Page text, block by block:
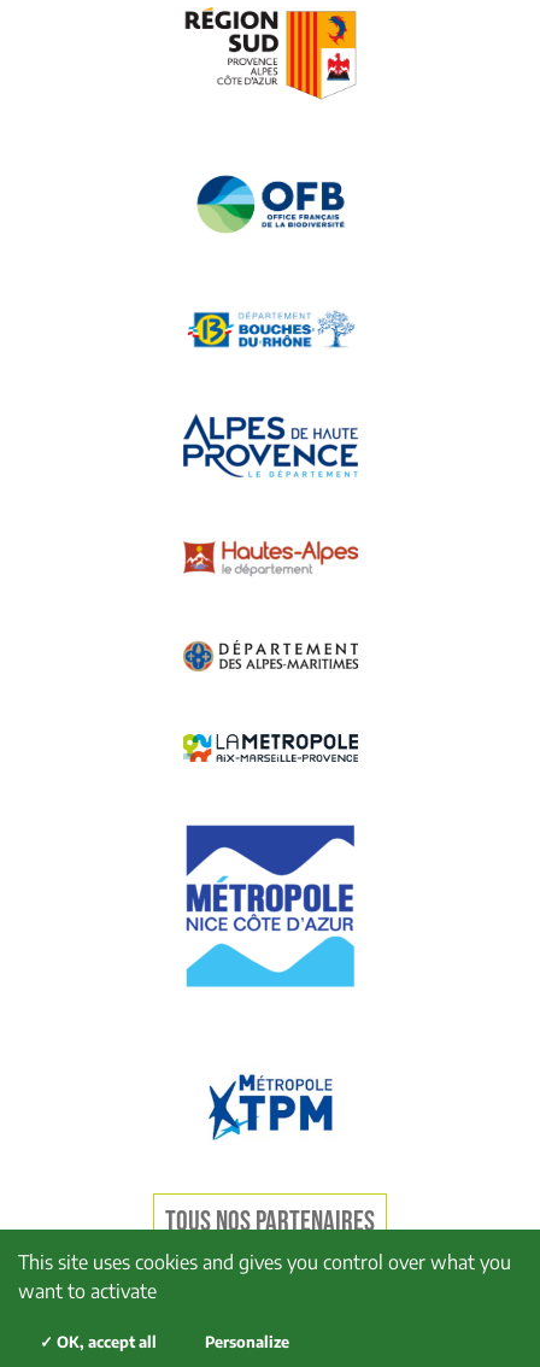
TOUS NOS PARTENAIRES
Politique de cookies
This site uses cookies and gives you control over what you
want to activate
✓ OK, accept all Personalize